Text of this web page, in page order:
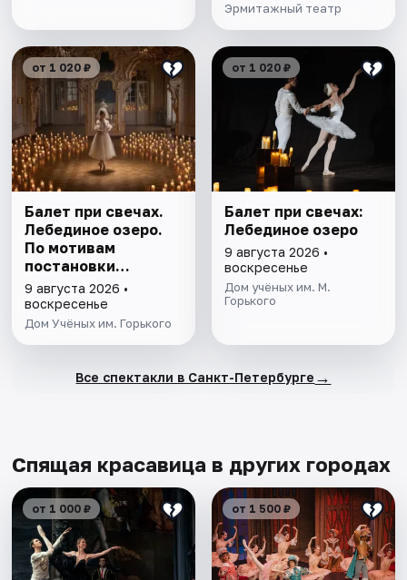
Эрмитажный театр
от 1 020 ₽
Балет при свечах.
Лебединое озеро.
По мотивам
постановки
Мариуса Петипа
9 августа 2026 •
воскресенье
Дом Учёных им. Горького
от 1 020 ₽
Балет при свечах:
Лебединое озеро
9 августа 2026 •
воскресенье
Дом учёных им. М.
Горького
Все спектакли в Санкт-Петербурге →
Спящая красавица в других городах
от 1 000 ₽ от 1 500 ₽